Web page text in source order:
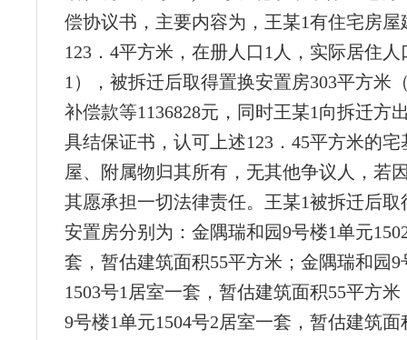
偿协议书，主要内容为，王某1有住宅房屋
123．4平方米，在册人口1人，实际居住人
1），被拆迁后取得置换安置房303平方米
补偿款等1136828元，同时王某1向拆迁方
具结保证书，认可上述123．45平方米的
屋、附属物归其所有，无其他争议人，若
其愿承担一切法律责任。王某1被拆迁后取
安置房分别为：金隅瑞和园9号楼1单元
套，暂估建筑面积55平方米；金隅瑞和园9
1503号1居室一套，暂估建筑面积55平方
9号楼1单元1504号2居室一套，暂估建筑面